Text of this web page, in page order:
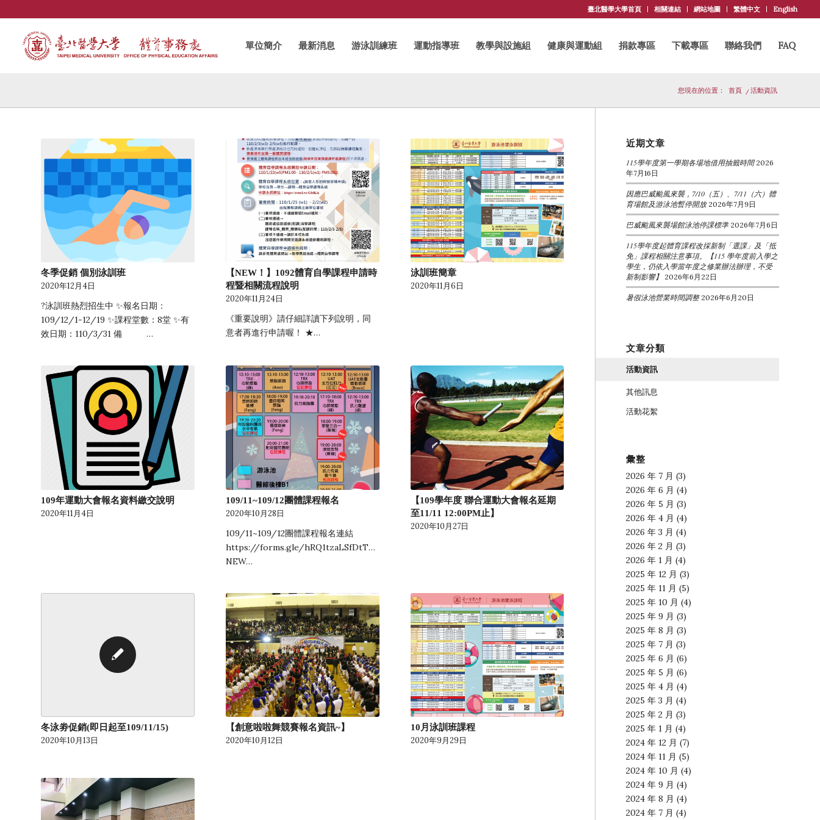
臺北醫學大學首頁 相關連結 網站地圖 繁體中文 English
單位簡介 最新消息 游泳訓練班 運動指導班 教學與設施組 健康與運動組 捐款專區 下載專區 聯絡我們 FAQ
您現在的位置： 首頁 / 活動資訊
冬季促銷 個別泳訓班
2020年12月4日
?泳訓班熱烈招生中 ✨報名日期：
109/12/1-12/19 ✨課程堂數：8堂 ✨有
效日期：110/3/31 備 …
【NEW！】1092體育自學課程申請時
程暨相關流程說明
2020年11月24日
《重要說明》請仔細詳讀下列說明，同
意者再進行申請喔！ ★…
泳訓班簡章
2020年11月6日
109年運動大會報名資料繳交說明
2020年11月4日
109/11~109/12團體課程報名
2020年10月28日
109/11~109/12團體課程報名連結
https://forms.gle/hRQ1tzaLSfDtTn527
NEW…
【109學年度 聯合運動大會報名延期
至11/11 12:00PM止】
2020年10月27日
冬泳劵促銷(即日起至109/11/15)
2020年10月13日
【創意啦啦舞競賽報名資訊~】
2020年10月12日
10月泳訓班課程
2020年9月29日
近期文章
115學年度第一學期各場地借用抽籤時間 2026
年7月16日
因應巴威颱風來襲，7/10（五）、7/11（六）體
育場館及游泳池暫停開放 2026年7月9日
巴威颱風來襲場館泳池停課標準 2026年7月6日
115學年度起體育課程改採新制「選課」及「抵
免」課程相關注意事項。【115 學年度前入學之
學生，仍依入學當年度之修業辦法辦理，不受
新制影響】 2026年6月22日
暑假泳池營業時間調整 2026年6月20日
文章分類
活動資訊
其他訊息
活動花絮
彙整
2026 年 7 月 (3)
2026 年 6 月 (4)
2026 年 5 月 (3)
2026 年 4 月 (4)
2026 年 3 月 (4)
2026 年 2 月 (3)
2026 年 1 月 (4)
2025 年 12 月 (3)
2025 年 11 月 (5)
2025 年 10 月 (4)
2025 年 9 月 (3)
2025 年 8 月 (3)
2025 年 7 月 (3)
2025 年 6 月 (6)
2025 年 5 月 (6)
2025 年 4 月 (4)
2025 年 3 月 (4)
2025 年 2 月 (3)
2025 年 1 月 (4)
2024 年 12 月 (7)
2024 年 11 月 (5)
2024 年 10 月 (4)
2024 年 9 月 (4)
2024 年 8 月 (4)
2024 年 7 月 (4)